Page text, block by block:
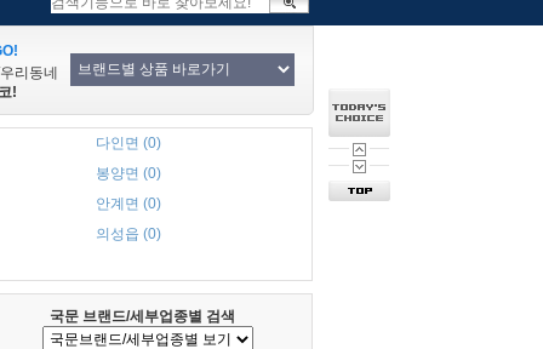
리동네
!
다인면 (0)
봉양면 (0)
안계면 (0)
의성읍 (0)
국문 브랜드/세부업종별 검색